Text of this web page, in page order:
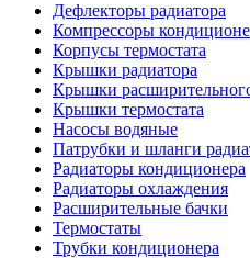
Дефлекторы радиатора
Компрессоры
Корпусы термостата
Крышки радиатора
Крышки
Крышки термостата
Насосы водяные
Патрубки и шланги
Радиаторы кондиционера
Радиаторы охлаждения
Расширительные бачки
Термостаты
Трубки кондиционера